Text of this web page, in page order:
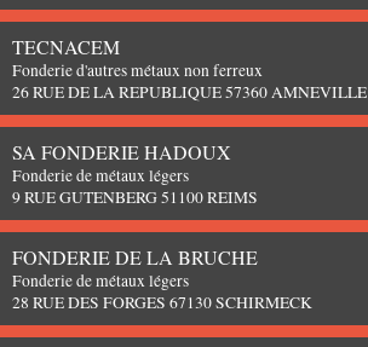
TECNACEM
Fonderie d'autres métaux non ferreux
26 RUE DE LA REPUBLIQUE 57360 AMNEVILLE
SA FONDERIE HADOUX
Fonderie de métaux légers
9 RUE GUTENBERG 51100 REIMS
FONDERIE DE LA BRUCHE
Fonderie de métaux légers
28 RUE DES FORGES 67130 SCHIRMECK